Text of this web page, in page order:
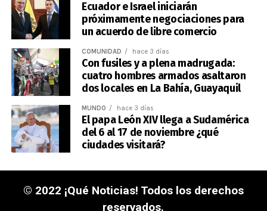
Ecuador e Israel iniciarán
próximamente negociaciones para
un acuerdo de libre comercio
COMUNIDAD hace 3 días
Con fusiles y a plena madrugada:
cuatro hombres armados asaltaron
dos locales en La Bahía, Guayaquil
MUNDO hace 3 días
El papa León XIV llega a Sudamérica
del 6 al 17 de noviembre ¿qué
ciudades visitará?
© 2022 ¡Qué Noticias! Todos los derechos
reservados.